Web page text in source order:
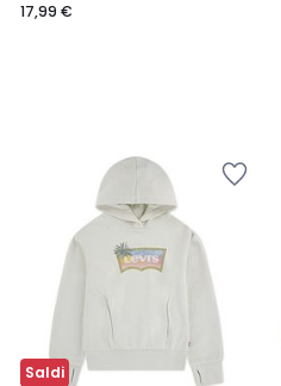
17,99 €
Saldi